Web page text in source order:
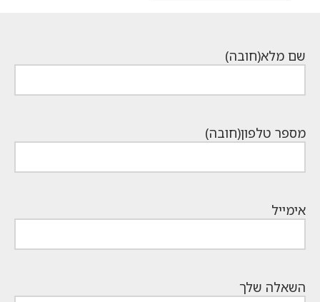
שם מלא(חובה)
מספר טלפון(חובה)
אימייל
השאלה שלך